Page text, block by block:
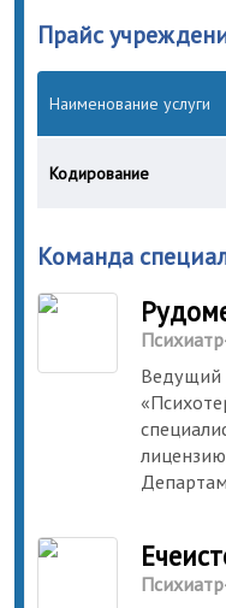
Прайс
Наименование услуги
Кодирование
Команда
Ведущий